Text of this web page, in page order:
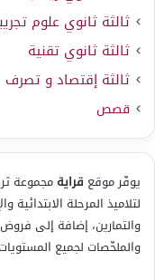
ثالثة ثانوي علوم
ثالثة ثانوي تقنية
ثالثة إقتصاد و تصرف
قصص
يوفّر موقع قرايةمجموعة
لتلاميذ المرحلة الابتدائية
والتمارين، إضافة إلى
والملخّصات لجميع